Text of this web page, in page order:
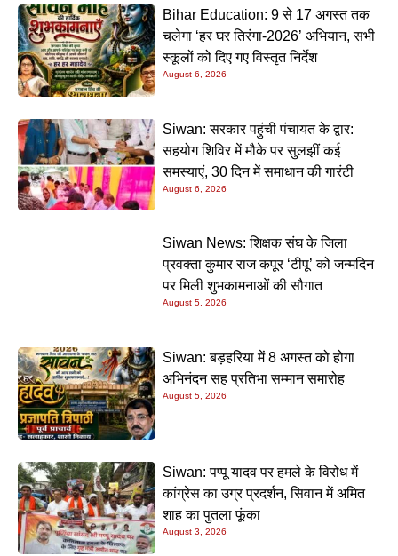
Bihar Education: 9 से 17 अगस्त तक
चलेगा ‘हर घर तिरंगा-2026’ अभियान, सभी
स्कूलों को दिए गए विस्तृत निर्देश
August 6, 2026
Siwan: सरकार पहुंची पंचायत के द्वार:
सहयोग शिविर में मौके पर सुलझीं कई
समस्याएं, 30 दिन में समाधान की गारंटी
August 6, 2026
Siwan News: शिक्षक संघ के जिला
प्रवक्ता कुमार राज कपूर ‘टीपू’ को जन्मदिन
पर मिली शुभकामनाओं की सौगात
August 5, 2026
Siwan: बड़हरिया में 8 अगस्त को होगा
अभिनंदन सह प्रतिभा सम्मान समारोह
August 5, 2026
Siwan: पप्पू यादव पर हमले के विरोध में
कांग्रेस का उग्र प्रदर्शन, सिवान में अमित
शाह का पुतला फूंका
August 3, 2026